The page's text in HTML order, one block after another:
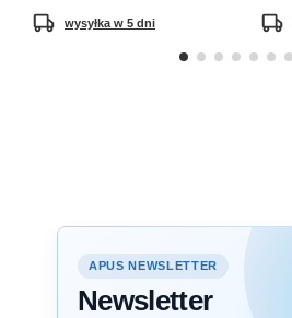
wysyłka w 5 dni
APUS NEWSLETTER
Newsletter